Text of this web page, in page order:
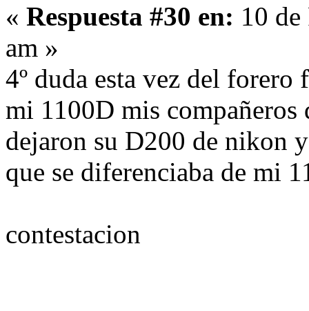
« Respuesta #30 en: 10
am »
4º duda esta vez del
mi 1100D mis compañeros
dejaron su D200 de nikon
que se diferenciaba de mi
contestacion